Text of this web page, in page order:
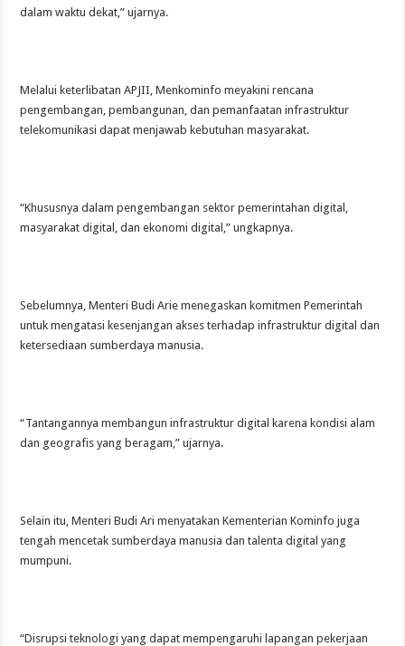
dalam waktu dekat,” ujarnya.
Melalui keterlibatan APJII, Menkominfo meyakini rencana
pengembangan, pembangunan, dan pemanfaatan infrastruktur
telekomunikasi dapat menjawab kebutuhan masyarakat.
“Khususnya dalam pengembangan sektor pemerintahan digital,
masyarakat digital, dan ekonomi digital,” ungkapnya.
Sebelumnya, Menteri Budi Arie menegaskan komitmen Pemerintah
untuk mengatasi kesenjangan akses terhadap infrastruktur digital dan
ketersediaan sumberdaya manusia.
“Tantangannya membangun infrastruktur digital karena kondisi alam
dan geografis yang beragam,” ujarnya.
Selain itu, Menteri Budi Ari menyatakan Kementerian Kominfo juga
tengah mencetak sumberdaya manusia dan talenta digital yang
mumpuni.
“Disrupsi teknologi yang dapat mempengaruhi lapangan pekerjaan